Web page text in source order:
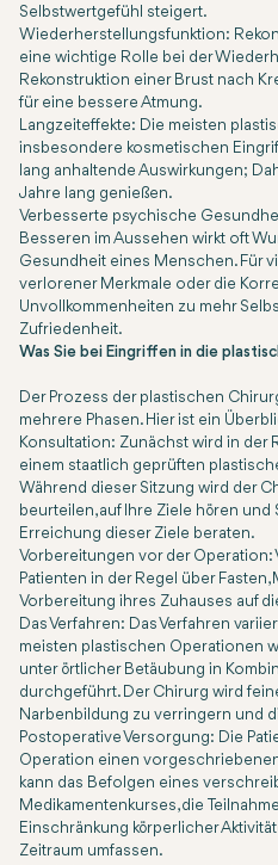
Selbstwertgefühl steigert.
Wiederherstellungsfunktion:
eine wichtige Rolle bei der
Rekonstruktion einer Brust nach
für eine bessere Atmung.
Langzeiteffekte: Die meisten
insbesondere kosmetischen
lang anhaltende Auswirkungen;
Jahre lang genießen.
Verbesserte psychische
Besseren im Aussehen wirkt oft
Gesundheit eines Menschen. Für
verlorener Merkmale oder die
Unvollkommenheiten zu mehr
Zufriedenheit.
Was Sie bei Eingriffen in die
Der Prozess der plastischen
mehrere Phasen. Hier ist ein
Konsultation: Zunächst wird in der
einem staatlich geprüften
Während dieser Sitzung wird der
beurteilen, auf Ihre Ziele hören
Erreichung dieser Ziele beraten.
Vorbereitungen vor der Operation:
Patienten in der Regel über Fasten,
Vorbereitung ihres Zuhauses auf
Das Verfahren: Das Verfahren
meisten plastischen Operationen
unter örtlicher Betäubung in
durchgeführt. Der Chirurg wird
Narbenbildung zu verringern und
Postoperative Versorgung: Die
Operation einen
kann das Befolgen eines
Medikamentenkurses, die
Einschränkung körperlicher
Zeitraum umfassen.